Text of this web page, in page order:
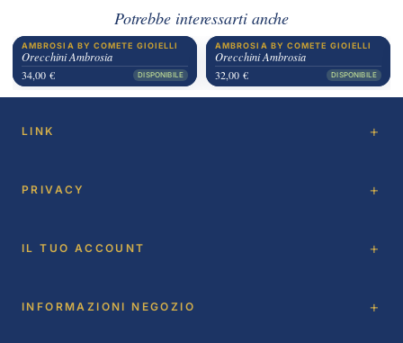
Potrebbe interessarti anche
AMBROSIA BY COMETE GIOIELLI
Orecchini Ambrosia
34,00 €
DISPONIBILE
AMBROSIA BY COMETE GIOIELLI
Orecchini Ambrosia
32,00 €
DISPONIBILE
LINK
PRIVACY
IL TUO ACCOUNT
INFORMAZIONI NEGOZIO